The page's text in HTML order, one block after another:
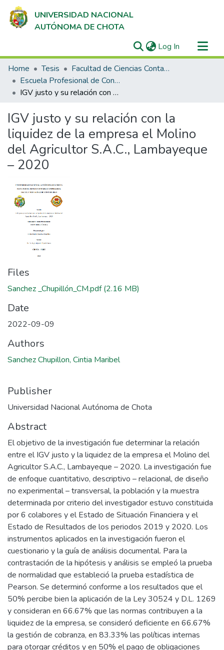
UNIVERSIDAD NACIONAL
AUTÓNOMA DE CHOTA
Log In (current)
Communities & Collections
All of DSpace
Statistics
Home Tesis
Facultad de Ciencias Contables y Empresariales
Escuela Profesional de Contabilidad
IGV justo y su relación con la liquidez de la empresa el Molino del Agricultor S.A.C., Lambayeque – 2020
IGV justo y su relación con la
liquidez de la empresa el Molino
del Agricultor S.A.C., Lambayeque
– 2020
Files
Sanchez _Chupillón_CM.pdf(2.16 MB)
Date
2022-09-09
Authors
Sanchez Chupillon, Cintia Maribel
Publisher
Universidad Nacional Autónoma de Chota
Abstract
El objetivo de la investigación fue determinar la relación
entre el IGV justo y la liquidez de la empresa el Molino del
Agricultor S.A.C., Lambayeque – 2020. La investigación fue
de enfoque cuantitativo, descriptivo – relacional, de diseño
no experimental – transversal, la población y la muestra
determinada por criterio del investigador estuvo constituida
por 6 colabores y el Estado de Situación Financiera y el
Estado de Resultados de los periodos 2019 y 2020. Los
instrumentos aplicados en la investigación fueron el
cuestionario y la guía de análisis documental. Para la
contrastación de la hipótesis y análisis se empleó la prueba
de normalidad que estableció la prueba estadística de
Pearson. Se determinó conforme a los resultados que el
50% percibe bien la aplicación de la Ley 30524 y D.L. 1269
y consideran en 66.67% que las normas contribuyen a la
liquidez de la empresa, se consideró deficiente en 66.67%
la gestión de cobranza, en 83.33% las políticas internas
para otorgar créditos y en 50% el pago de obligaciones